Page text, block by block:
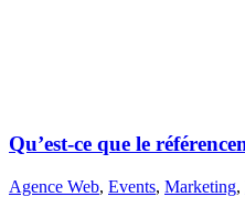
Qu’est-ce que le
Agence Web, Events, Marketing,